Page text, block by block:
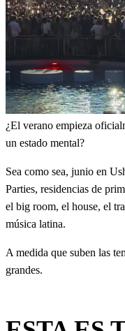
¿El verano empieza
un estado mental?
Sea como sea, junio en
Parties, residencias de
el big room, el house, el
música latina.
A medida que suben las
grandes.